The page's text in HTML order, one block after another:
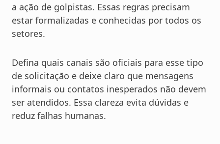
a ação de golpistas. Essas regras precisam
estar formalizadas e conhecidas por todos os
setores.
Defina quais canais são oficiais para esse tipo
de solicitação e deixe claro que mensagens
informais ou contatos inesperados não devem
ser atendidos. Essa clareza evita dúvidas e
reduz falhas humanas.